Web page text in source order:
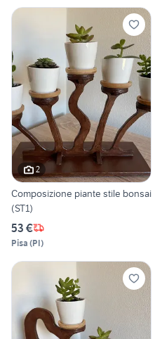
2
Composizione piante stile bonsai
(ST1)
53 €
Pisa (PI)